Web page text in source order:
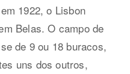
1922, o Lisbon
Belas. O campo de
de 9 ou 18 buracos,
uns dos outros,